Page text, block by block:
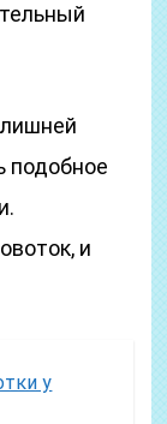
подобное
и
у